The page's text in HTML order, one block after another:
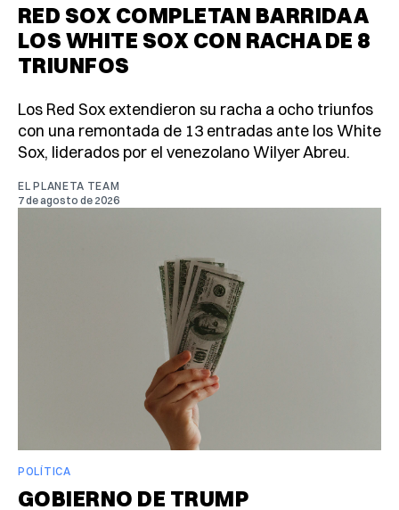
RED SOX COMPLETAN BARRIDA A
LOS WHITE SOX CON RACHA DE 8
TRIUNFOS
Los Red Sox extendieron su racha a ocho triunfos
con una remontada de 13 entradas ante los White
Sox, liderados por el venezolano Wilyer Abreu.
EL PLANETA TEAM
7 de agosto de 2026
POLÍTICA
GOBIERNO DE TRUMP